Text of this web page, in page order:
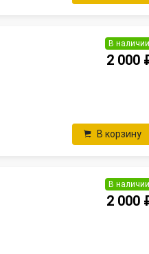
В наличии
2 000
В корзину
В наличии
2 000